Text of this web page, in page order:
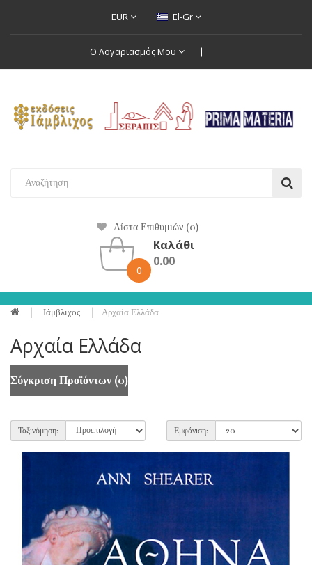
EUR El-Gr
Ο Λογαριασμός Μου
Λίστα Επιθυμιών (0)
0
Καλάθι
0.00
Ιάμβλιχος Αρχαία Ελλάδα
Αρχαία Ελλάδα
Σύγκριση Προϊόντων (0)
Ταξινόμηση: Εμφάνιση: